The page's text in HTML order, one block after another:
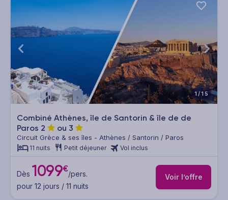
1/15
Combiné Athènes, île de Santorin & île de de
Paros 2 ou 3
Circuit Grèce & ses îles - Athènes / Santorin / Paros
11 nuits Petit déjeuner Vol inclus
Dès 1099€/pers.
pour 12 jours / 11 nuits
Voir l’offre